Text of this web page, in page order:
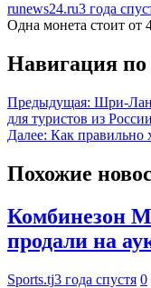
runews24.ru3 года
Одна монета стоит от
Навигация по
Предыдущая: Шри-
для туристов из России
Далее: Как правильно
Похожие
Комбинезон
продали на
Sports.tj3 года спустя 0